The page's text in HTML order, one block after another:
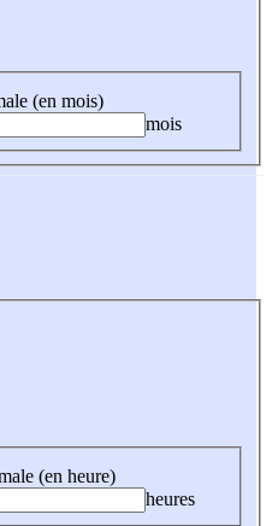
(en mois)
mois
(en heure)
heures